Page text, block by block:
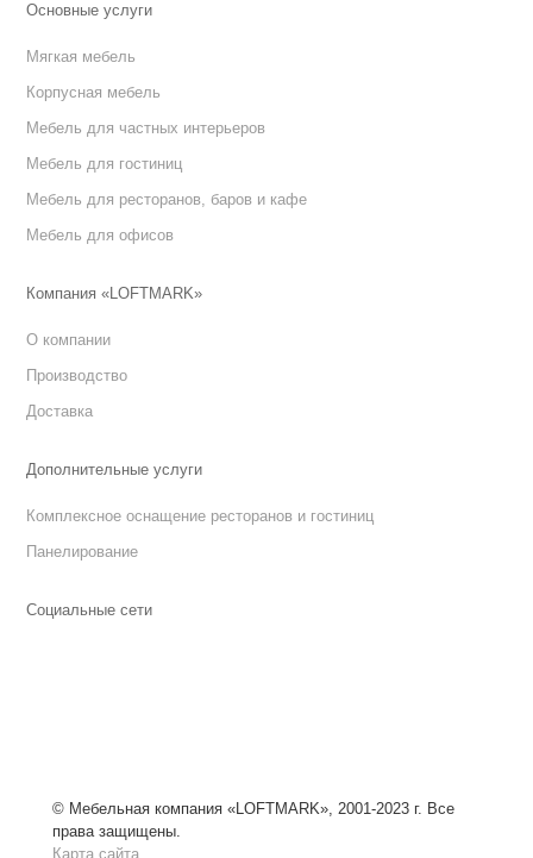
Основные услуги
Мягкая мебель
Корпусная мебель
Мебель для частных интерьеров
Мебель для гостиниц
Мебель для ресторанов, баров и кафе
Мебель для офисов
Компания «LOFTMARK»
О компании
Производство
Доставка
Дополнительные услуги
Комплексное оснащение ресторанов и гостиниц
Панелирование
Социальные сети
© Мебельная компания «LOFTMARK», 2001-2023 г. Все
права защищены.
Карта сайта